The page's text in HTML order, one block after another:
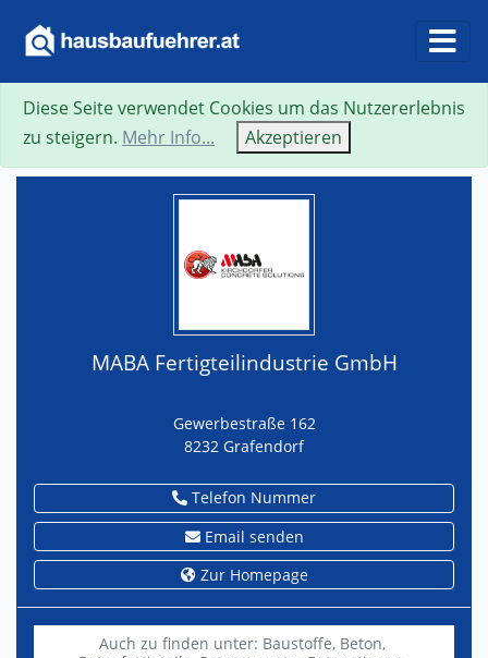
Suche Neue Suche Zurück
MABA Fertigteilindustrie GmbH
Gewerbestraße 162
8232 Grafendorf
Telefon Nummer
Email senden
Zur Homepage
Auch zu finden unter: Baustoffe, Beton,
Diese Seite verwendet Cookies um das Nutzererlebnis
zu steigern. Mehr Info... Akzeptieren